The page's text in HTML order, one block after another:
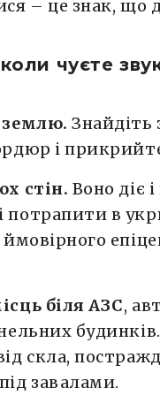
– це знак, що
чуєте
землю. Знайдіть
і
стін. Воно діє
потрапити в
ймовірного
біля АЗС,
скла,
завалами.